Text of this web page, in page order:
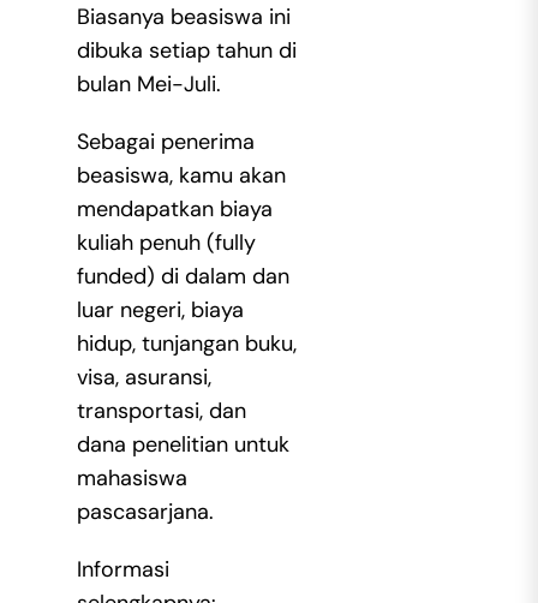
Biasanya beasiswa ini
dibuka setiap tahun di
bulan Mei-Juli.
Sebagai penerima
beasiswa, kamu akan
mendapatkan biaya
kuliah penuh (fully
funded) di dalam dan
luar negeri, biaya
hidup, tunjangan buku,
visa, asuransi,
transportasi, dan
dana penelitian untuk
mahasiswa
pascasarjana.
Informasi